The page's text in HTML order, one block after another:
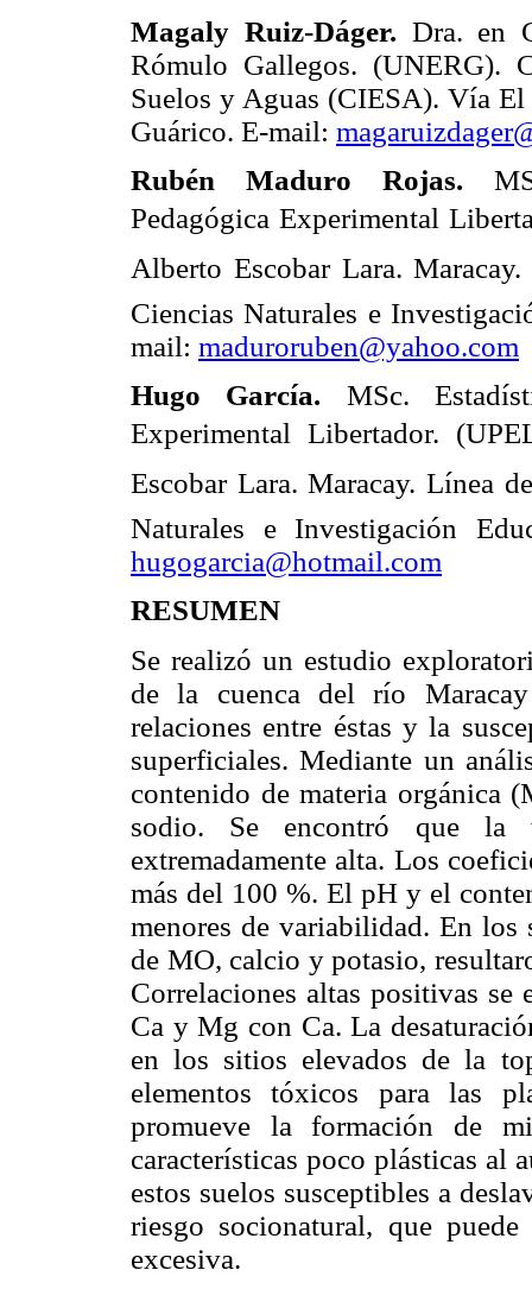
Magaly Ruiz-Dáger. Dra. en
Rómulo Gallegos. (UNERG).
Suelos y Aguas (CIESA). Vía El
Guárico. E-mail:
Rubén Maduro Rojas.
Pedagógica Experimental
Alberto Escobar Lara.
Ciencias Naturales e
mail: maduroruben@yahoo.com
Hugo García. MSc.
Experimental Libertador.
Escobar Lara. Maracay. Línea
Naturales e Investigación
hugogarcia@hotmail.com
RESUMEN
Se realizó un estudio
de la cuenca del río Maracay
relaciones entre éstas y la
superficiales. Mediante un
contenido de materia orgánica
sodio. Se encontró que la
extremadamente alta. Los
más del 100 %. El pH y el
menores de variabilidad. En los
de MO, calcio y potasio,
Correlaciones altas positivas
Ca y Mg con Ca. La
en los sitios elevados de la
elementos tóxicos para las
promueve la formación de
características poco plásticas al
estos suelos susceptibles a
riesgo socionatural, que
excesiva.